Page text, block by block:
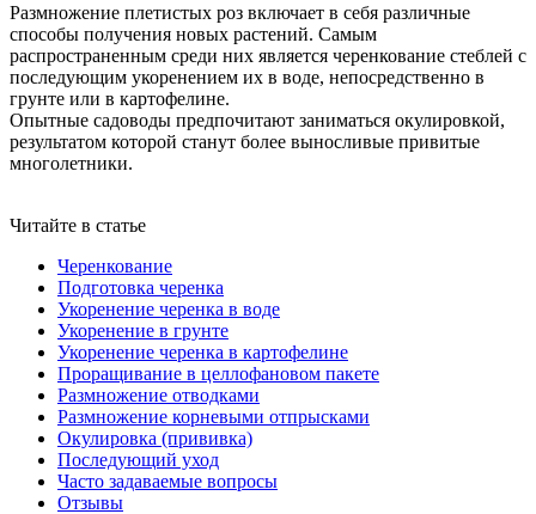
Размножение плетистых роз включает в себя различные
способы получения новых растений. Самым
распространенным среди них является черенкование стеблей с
последующим укоренением их в воде, непосредственно в
грунте или в картофелине.
Опытные садоводы предпочитают заниматься окулировкой,
результатом которой станут более выносливые привитые
многолетники.
Читайте в статье
Черенкование
Подготовка черенка
Укоренение черенка в воде
Укоренение в грунте
Укоренение черенка в картофелине
Проращивание в целлофановом пакете
Размножение отводками
Размножение корневыми отпрысками
Окулировка (прививка)
Последующий уход
Часто задаваемые вопросы
Отзывы